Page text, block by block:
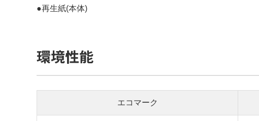
●再生紙(本体)
環境性能
エコマーク